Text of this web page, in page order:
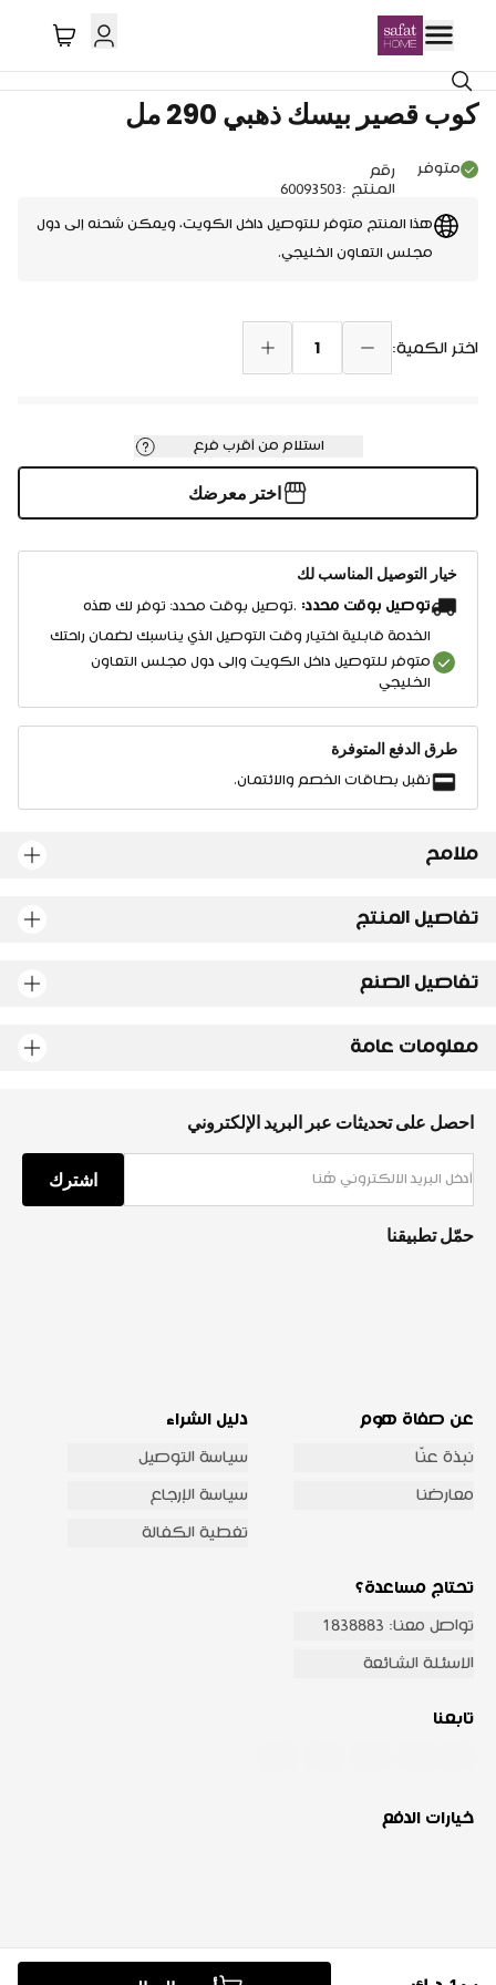
توصيل دول الخليج
كوب قصير بيسك ذهبي 290 مل
متوفر
رقم
المنتج :
60093503
هذا المنتج متوفر للتوصيل داخل الكويت، ويمكن شحنه إلى دول
مجلس التعاون الخليجي.
اختر الكمية: 1
استلام من أقرب فرع
اختر معرضك
خيار التوصيل المناسب لك
توصيل بوقت محدد: .توصيل بوقت محدد: توفر لك هذه
الخدمة قابلية اختيار وقت التوصيل الذي يناسبك لضمان راحتك
متوفر للتوصيل داخل الكويت وإلى دول مجلس التعاون
الخليجي
طرق الدفع المتوفرة
نقبل بطاقات الخصم والائتمان.
ملامح
تفاصيل المنتج
تفاصيل الصنع
معلومات عامة
احصل على تحديثات عبر البريد الإلكتروني
اشترك
حمّل تطبيقنا
عن صفاة هوم
نبذة عنّا
معارضنا
دليل الشراء
سياسة التوصيل
سياسة الإرجاع
تغطية الكفالة
تحتاج مساعدة؟
تواصل معنا: 1838883
الاسئلة الشائعة
تابعنا
خيارات الدفع